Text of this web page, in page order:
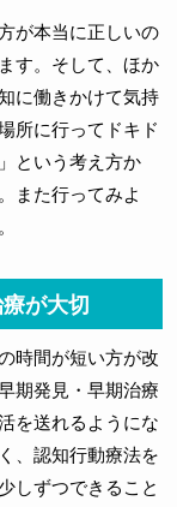
が本当に正しいの
す。そして、ほか
に働きかけて気持
所に行ってドキド
という考え方か
また行ってみよ
が大切
時間が短い方が改
期発見・早期治療
を送れるようにな
、認知行動療法を
しずつできること